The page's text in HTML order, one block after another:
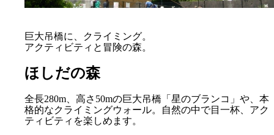
巨大吊橋に、クライミング。
アクティビティと冒険の森。
ほしだの森
全長280m、高さ50mの巨大吊橋「星のブランコ」や、本
格的なクライミングウォール。自然の中で目一杯、アク
ティビティを楽しめます。